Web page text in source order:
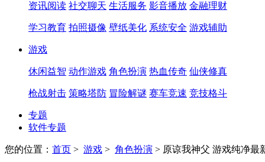
资讯阅读 社交聊天 生活服务 影音播放 金融理财
学习教育 拍照摄像 壁纸美化 系统安全 游戏辅助
游戏
休闲益智 动作游戏 角色扮演 热血传奇 仙侠修真
枪战射击 策略塔防 冒险解谜 赛车竞速 竞技格斗
专题
软件专题
您的位置： 首页 > 游戏 > 角色扮演 > 原谅我神父 游戏纯净最